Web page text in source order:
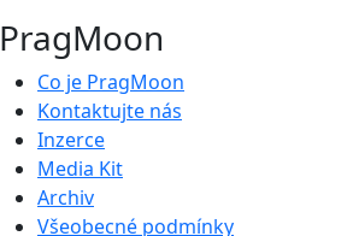
PragMoon
Co je PragMoon
Kontaktujte nás
Inzerce
Media Kit
Archiv
Všeobecné podmínky